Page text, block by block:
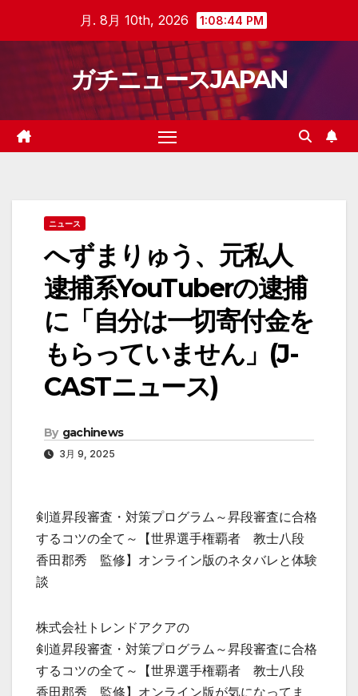
月. 8月 10th, 2026 1:08:45 PM
ガチニュースJAPAN
ニュース
へずまりゅう、元私人
逮捕系YouTuberの逮捕
に「自分は一切寄付金を
もらっていません」(J-
CASTニュース)
By gachinews
3月 9, 2025
剣道昇段審査・対策プログラム～昇段審査に合格
するコツの全て～【世界選手権覇者 教士八段
香田郡秀 監修】オンライン版のネタバレと体験
談
株式会社トレンドアクアの
剣道昇段審査・対策プログラム～昇段審査に合格
するコツの全て～【世界選手権覇者 教士八段
香田郡秀 監修】オンライン版が気になってま